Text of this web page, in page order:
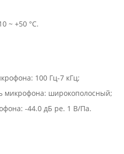
~ +50 °C.
100 Гц-7 кГц;
микрофона: широкополосный;
-44.0 дБ ре. 1 В/Па.